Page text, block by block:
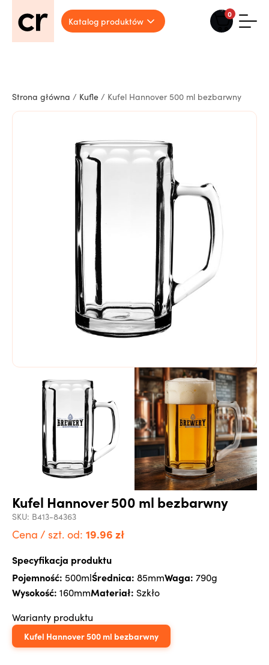
Katalog produktów
0
Strona główna / Kufle / Kufel Hannover 500 ml bezbarwny
Kufel Hannover 500 ml bezbarwny
SKU: B413-84363
Cena / szt. od: 19.96 zł
Specyfikacja produktu
Pojemność: 500mlŚrednica: 85mmWaga: 790g
Wysokość: 160mmMateriał: Szkło
Warianty produktu
Kufel Hannover 500 ml bezbarwny